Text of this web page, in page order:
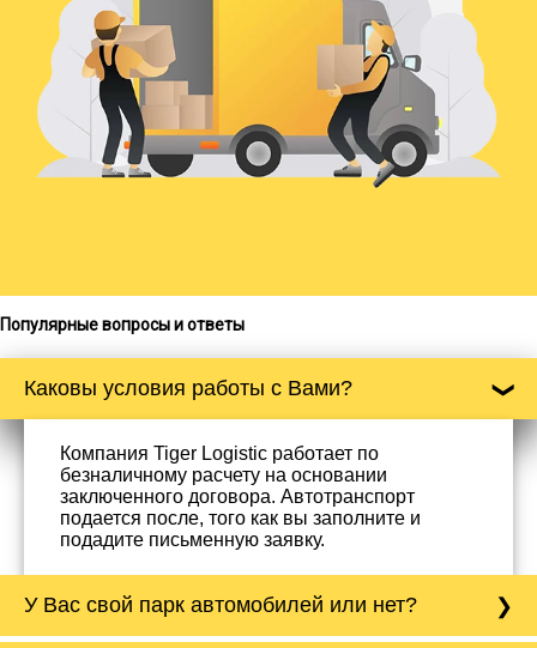
Популярные вопросы и ответы
Каковы условия работы с Вами?
Компания Tiger Logistic работает по
безналичному расчету на основании
заключенного договора. Автотранспорт
подается после, того как вы заполните и
подадите письменную заявку.
У Вас свой парк автомобилей или нет?